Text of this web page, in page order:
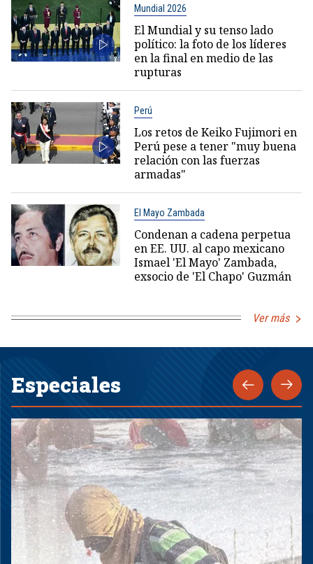
Mundial 2026
El Mundial y su tenso lado
político: la foto de los líderes
en la final en medio de las
rupturas
Perú
Los retos de Keiko Fujimori en
Perú pese a tener "muy buena
relación con las fuerzas
armadas"
El Mayo Zambada
Condenan a cadena perpetua
en EE. UU. al capo mexicano
Ismael 'El Mayo' Zambada,
exsocio de 'El Chapo' Guzmán
Ver más
Especiales